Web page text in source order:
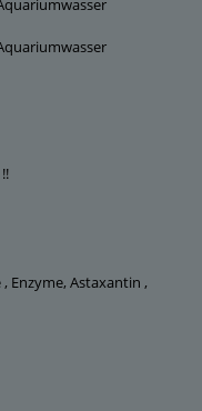
Enzyme, Astaxantin ,